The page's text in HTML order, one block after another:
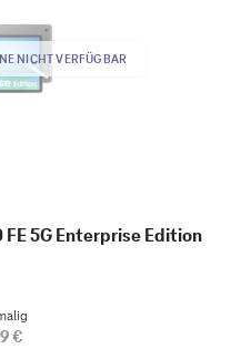
NICHT VERFÜGBAR
FE 5G Enterprise Edition
€